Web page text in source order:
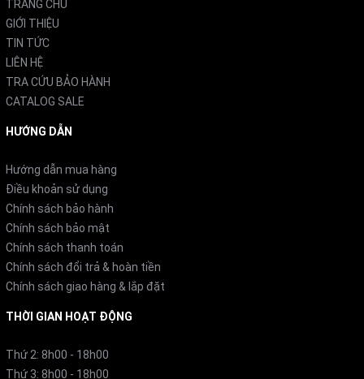
2. Bảo quản cơm tươi ngon đến 40 giờ – Công nghệ
Toshiba trang bị công nghệ Vacuum Keep Warm giúp
TRANG CHỦ
GIỚI THIỆU
TIN TỨC
LIÊN HỆ
TRA CỨU BẢO HÀNH
CATALOG SALE
HƯỚNG DẪN
Hướng dẫn mua hàng
Điều khoản sử dụng
Chính sách bảo hành
Chính sách bảo mật
Chính sách thanh toán
Chính sách đổi trả & hoàn tiền
Chính sách giao hàng & lắp đặt
THỜI GIAN HOẠT ĐỘNG
Thứ 2: 8h00 - 18h00
Thứ 3: 8h00 - 18h00